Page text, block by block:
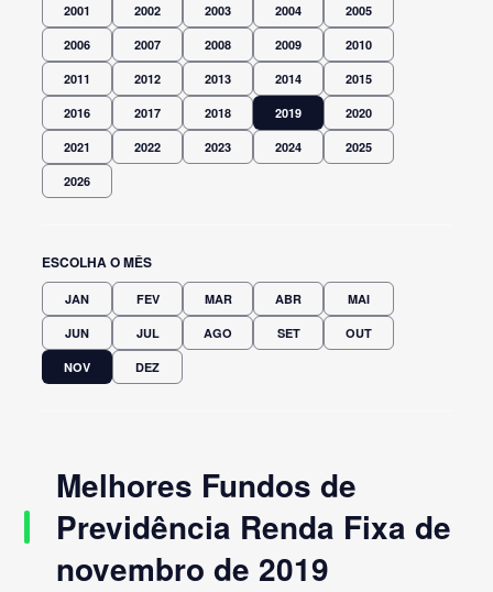
2001 2002 2003 2004 2005
2006 2007 2008 2009 2010
2011 2012 2013 2014 2015
2016 2017 2018 2019 2020
2021 2022 2023 2024 2025
2026
ESCOLHA O MÊS
JAN FEV MAR ABR MAI
JUN JUL AGO SET OUT
NOV DEZ
Melhores Fundos de
Previdência Renda Fixa de
novembro de 2019